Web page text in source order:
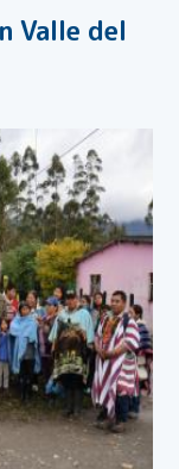
Valle del